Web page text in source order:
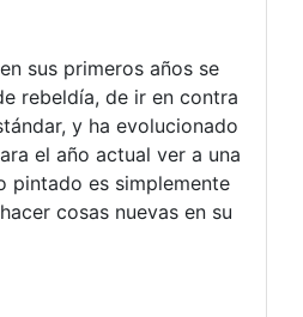
sus primeros años se
rebeldía, de ir en contra
y ha evolucionado
el año actual ver a una
pintado es simplemente
cosas nuevas en su